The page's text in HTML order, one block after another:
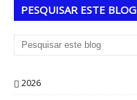
PESQUISAR ESTE BLOG
2026